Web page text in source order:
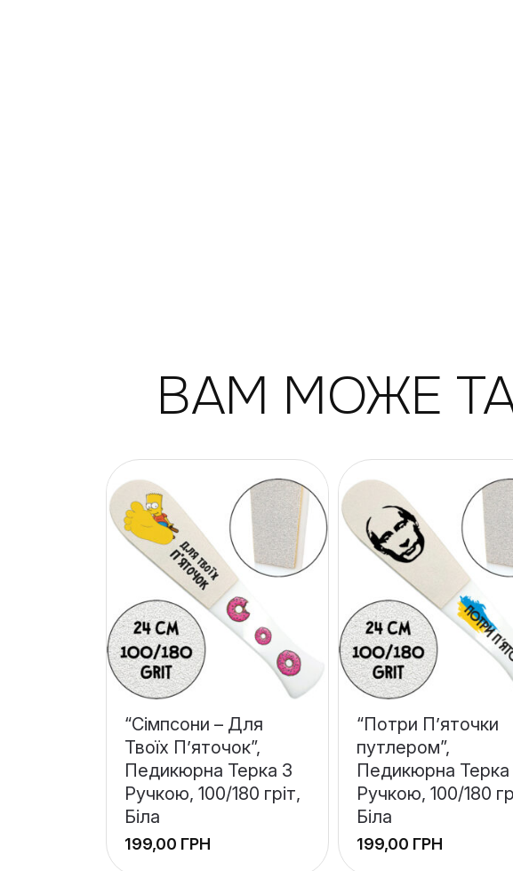
ВАМ МОЖЕ
“Сімпсони – Для
Твоїх П’яточок”,
Педикюрна Терка З
Ручкою, 100/180 гріт,
Біла
ГРН
“Потри П’яточки
путлером”,
Педикюрна Терка
Ручкою, 100/180
Біла
ГРН